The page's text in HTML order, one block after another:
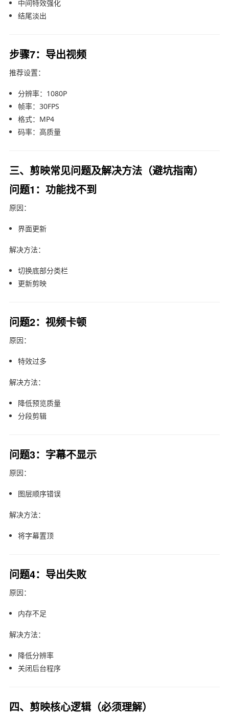
中间特效强化
结尾淡出
步骤7：导出视频
推荐设置：
分辨率：1080P
帧率：30FPS
格式：MP4
码率：高质量
三、剪映常见问题及解决方法（避坑指南）
问题1：功能找不到
原因：
界面更新
解决方法：
切换底部分类栏
更新剪映
问题2：视频卡顿
原因：
特效过多
解决方法：
降低预览质量
分段剪辑
问题3：字幕不显示
原因：
图层顺序错误
解决方法：
将字幕置顶
问题4：导出失败
原因：
内存不足
解决方法：
降低分辨率
关闭后台程序
四、剪映核心逻辑（必须理解）